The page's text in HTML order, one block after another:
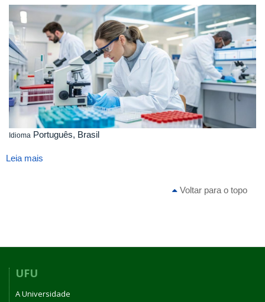
Idioma Português, Brasil
Leia mais
Voltar para o topo
UFU
A Universidade